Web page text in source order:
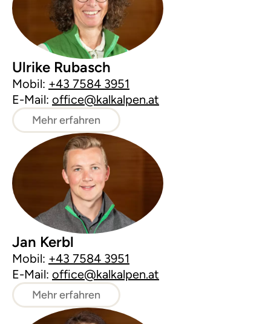
Ulrike Rubasch
Mobil: +43 7584 3951
E-Mail: office@kalkalpen.at
Mehr erfahren
Jan Kerbl
Mobil: +43 7584 3951
E-Mail: office@kalkalpen.at
Mehr erfahren